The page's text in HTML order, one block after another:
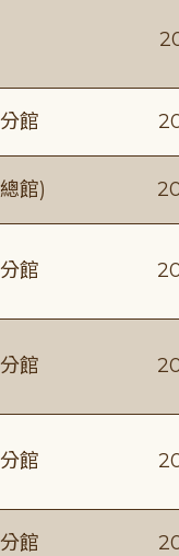
館
館)
館
館
館
館